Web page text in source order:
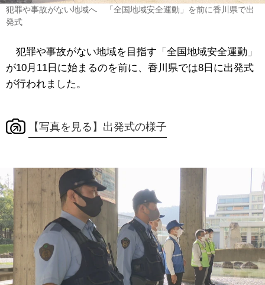
犯罪や事故がない地域へ 「全国地域安全運動」を前に香川県で出
発式
犯罪や事故がない地域を目指す「全国地域安全運動」
が10月11日に始まるのを前に、香川県では8日に出発式
が行われました。
【写真を見る】出発式の様子